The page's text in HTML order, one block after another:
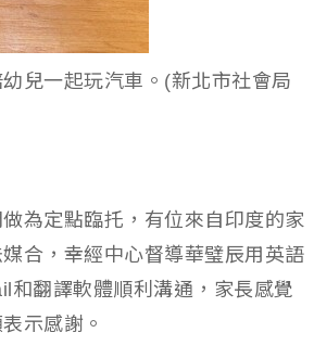
兒一起玩汽車。(新北市社會局
為定點臨托，有位來自印度的家
合，幸經中心督導華璧辰用英語
和翻譯軟體順利溝通，家長感覺
示感謝。